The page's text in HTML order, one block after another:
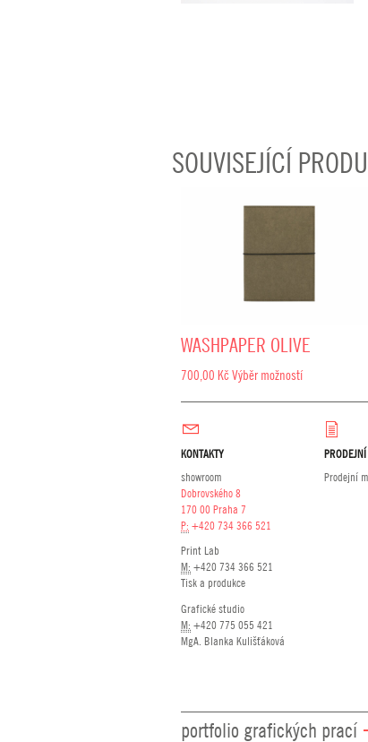
SOUVISEJÍCÍ
WASHPAPER OLIVE
700,00 Kč Výběr možností
KONTAKTY
showroom
Dobrovského 8
170 00 Praha 7
P: +420 734 366 521
Print Lab
M: +420 734 366 521
Tisk a produkce
Grafické studio
M: +420 775 055 421
MgA. Blanka Kulišťáková
Prodejní
portfolio grafických prací